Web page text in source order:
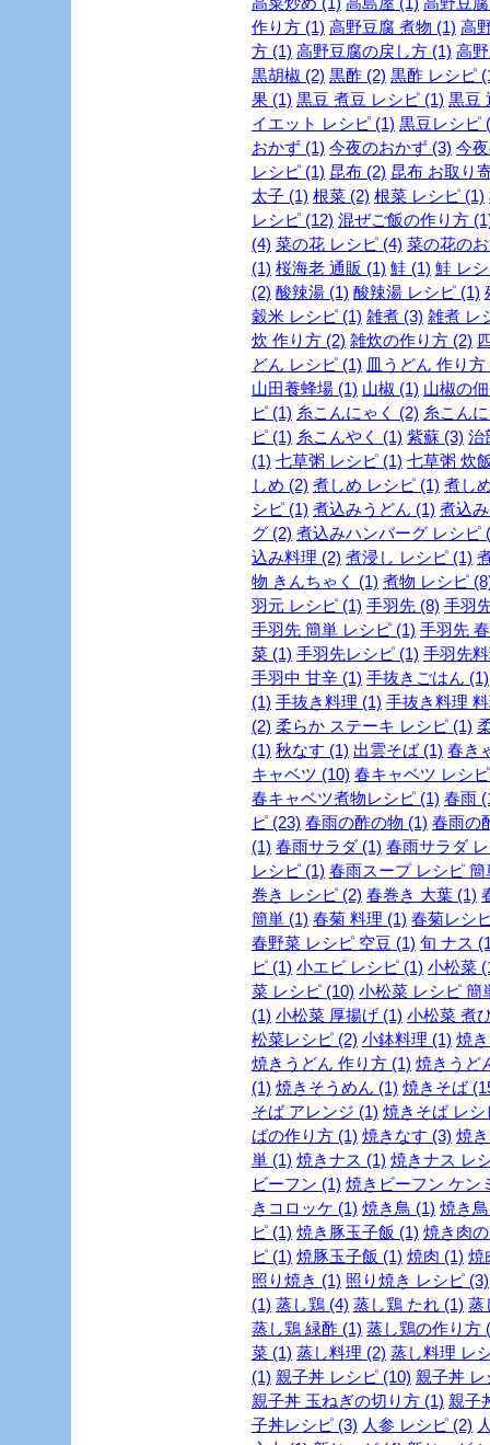
作り方 (1) 高野豆腐 煮物 (1) 高
方 (1) 高野豆腐の戻し方 (1) 高
黒胡椒 (2) 黒酢 (2) 黒酢 レシピ
果 (1) 黒豆 煮豆 レシピ (1) 黒豆
イエット レシピ (1) 黒豆レシピ
おかず (1) 今夜のおかず (3) 今
レシピ (1) 昆布 (2) 昆布 お取り
太子 (1) 根菜 (2) 根菜 レシピ (1)
レシピ (12) 混ぜご飯の作り方
(4) 菜の花 レシピ (4) 菜の花の
(1) 桜海老 通販 (1) 鮭 (1) 鮭 レ
(2) 酸辣湯 (1) 酸辣湯 レシピ (1)
穀米 レシピ (1) 雑煮 (3) 雑煮 レ
炊 作り方 (2) 雑炊の作り方 (2)
どん レシピ (1) 皿うどん 作り方
山田養蜂場 (1) 山椒 (1) 山椒の
ピ (1) 糸こんにゃく (2) 糸こん
ピ (1) 糸こんやく (1) 紫蘇 (3) 治
(1) 七草粥 レシピ (1) 七草粥 炊
しめ (2) 煮しめ レシピ (1) 煮し
シピ (1) 煮込みうどん (1) 煮込
グ (2) 煮込みハンバーグ レシピ
込み料理 (2) 煮浸し レシピ (1)
物 きんちゃく (1) 煮物 レシピ
羽元 レシピ (1) 手羽先 (8) 手羽
手羽先 簡単 レシピ (1) 手羽先
菜 (1) 手羽先レシピ (1) 手羽先
手羽中 甘辛 (1) 手抜きごはん (1)
(1) 手抜き料理 (1) 手抜き料理
(2) 柔らか ステーキ レシピ (1)
(1) 秋なす (1) 出雲そば (1) 春き
キャベツ (10) 春キャベツ レシ
春キャベツ煮物レシピ (1) 春雨
ピ (23) 春雨の酢の物 (1) 春雨の
(1) 春雨サラダ (1) 春雨サラダ
レシピ (1) 春雨スープ レシピ 簡
巻き レシピ (2) 春巻き 大葉 (1)
簡単 (1) 春菊 料理 (1) 春菊レシ
春野菜 レシピ 空豆 (1) 旬 ナス
ピ (1) 小エビ レシピ (1) 小松菜
菜 レシピ (10) 小松菜 レシピ 簡
(1) 小松菜 厚揚げ (1) 小松菜 煮
松菜レシピ (2) 小鉢料理 (1) 焼
焼きうどん 作り方 (1) 焼きうど
(1) 焼きそうめん (1) 焼きそば
そば アレンジ (1) 焼きそば レシ
ばの作り方 (1) 焼きなす (3) 焼
単 (1) 焼きナス (1) 焼きナス レ
ビーフン (1) 焼きビーフン ケン
きコロッケ (1) 焼き鳥 (1) 焼き
ピ (1) 焼き豚玉子飯 (1) 焼き肉
ピ (1) 焼豚玉子飯 (1) 焼肉 (1) 焼
照り焼き (1) 照り焼き レシピ (3)
(1) 蒸し鶏 (4) 蒸し鶏 たれ (1) 蒸
蒸し鶏 緑酢 (1) 蒸し鶏の作り方
菜 (1) 蒸し料理 (2) 蒸し料理 レ
(1) 親子丼 レシピ (10) 親子丼
親子丼 玉ねぎの切り方 (1) 親子
子丼レシピ (3) 人参 レシピ (2)